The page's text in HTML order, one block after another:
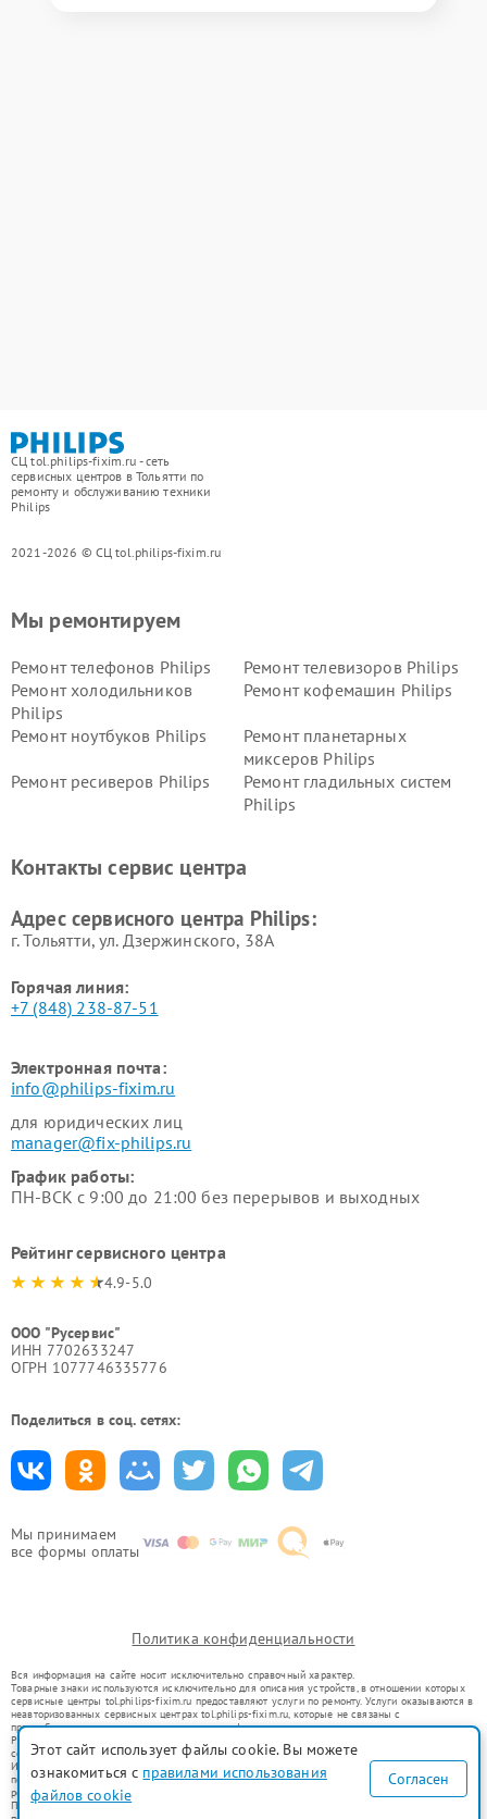
СЦ tol.philips-fixim.ru - сеть
сервисных центров в Тольятти по
ремонту и обслуживанию техники
Philips
2021-2026 © СЦ tol.philips-fixim.ru
Мы принимаем
все формы оплаты
Мы ремонтируем
Ремонт телефонов Philips
Ремонт телевизоров Philips
Ремонт холодильников
Philips
Ремонт кофемашин Philips
Ремонт ноутбуков Philips
Ремонт планетарных
миксеров Philips
Ремонт ресиверов Philips
Ремонт гладильных систем
Philips
Ремонт стиральных машин
Ремонт увлажнителей
Контакты сервис центра
Адрес сервисного центра Philips:
г. Тольятти, ул. Дзержинского, 38А
Горячая линия:
+7 (848) 238-87-51
Электронная почта:
info@philips-fixim.ru
для юридических лиц
manager@fix-philips.ru
График работы:
ПН-ВСК с 9:00 до 21:00 без перерывов и выходных
Рейтинг сервисного центра
4.9-5.0
ООО "Русервис"
ИНН 7702633247
ОГРН 1077746335776
Поделиться в соц. сетях:
Политика конфиденциальности
Вся информация на сайте носит исключительно справочный характер.
Товарные знаки используются исключительно для описания устройств, в отношении которых
сервисные центры tol.philips-fixim.ru предоставляют услуги по ремонту. Услуги оказываются в
неавторизованных сервисных центрах tol.philips-fixim.ru, которые не связаны с
правообладателями товарных знаков или их официальными представителями.
Ремонт осуществляется для устройств, уже введенных в гражданский оборот в соответствии
со статьей 1487 ГК РФ.
Использование товарных знаков не преследует цели индивидуализации услуг или введения
потребителей в заблуждение, а служит для информирования о предоставляемых услугах по
ремонту техники указанных брендов.
Представленная на сайте информация не является публичной офертой, определяемой
Этот сайт использует файлы cookie. Вы можете
ознакомиться с правилами использования
файлов cookie
Согласен